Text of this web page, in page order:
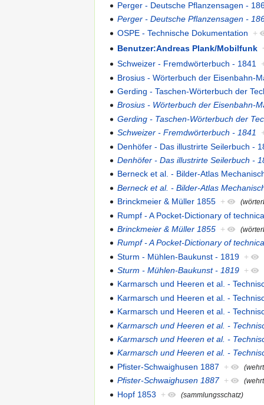
Perger - Deutsche Pflanzensagen -
Perger - Deutsche Pflanzensagen -
OSPE - Technische Dokumentation
+
Benutzer:Andreas Plank/Mobilfunk
Schweizer - Fremdwörterbuch - 1841
Brosius - Wörterbuch der Eisenbahn-
Gerding - Taschen-Wörterbuch der
Brosius - Wörterbuch der Eisenbahn-
Gerding - Taschen-Wörterbuch der
Schweizer - Fremdwörterbuch - 1841
Denhöfer - Das illustrirte Seilerbuch -
Denhöfer - Das illustrirte Seilerbuch -
Berneck et al. - Bilder-Atlas
Berneck et al. - Bilder-Atlas
Brinckmeier & Müller 1855 +
Rumpf - A Pocket-Dictionary of
Brinckmeier & Müller 1855 +
Rumpf - A Pocket-Dictionary of
Sturm - Mühlen-Baukunst - 1819 +
Sturm - Mühlen-Baukunst - 1819 +
Karmarsch und Heeren et al. -
Karmarsch und Heeren et al. -
Karmarsch und Heeren et al. -
Karmarsch und Heeren et al. -
Karmarsch und Heeren et al. -
Karmarsch und Heeren et al. -
Pfister-Schwaighusen 1887
+
Pfister-Schwaighusen 1887 +
Hopf 1853 + (sammlungsschatz)